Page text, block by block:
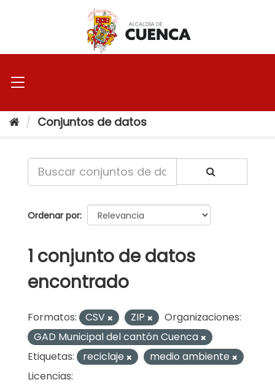
Conjuntos de datos
Ordenar por
1 conjunto de datos
encontrado
Formatos: CSV ZIP
Organizaciones:
GAD Municipal del cantón Cuenca
Etiquetas:
reciclaje
medio ambiente
Licencias: